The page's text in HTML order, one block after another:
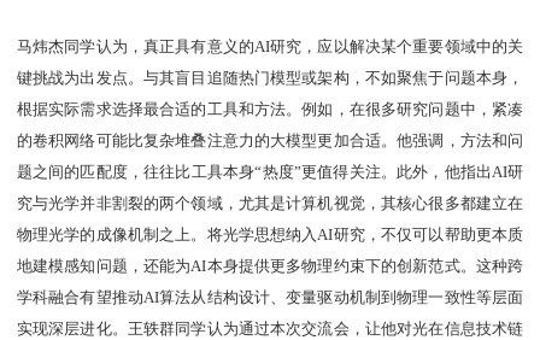
马炜杰同学认为，真正具有意义的AI研究，应以解决某个重要领域中的关
键挑战为出发点。与其盲目追随热门模型或架构，不如聚焦于问题本身，
根据实际需求选择最合适的工具和方法。例如，在很多研究问题中，紧凑
的卷积网络可能比复杂堆叠注意力的大模型更加合适。他强调，方法和问
题之间的匹配度，往往比工具本身“热度”更值得关注。此外，他指出AI研
究与光学并非割裂的两个领域，尤其是计算机视觉，其核心很多都建立在
物理光学的成像机制之上。将光学思想纳入AI研究，不仅可以帮助更本质
地建模感知问题，还能为AI本身提供更多物理约束下的创新范式。这种跨
学科融合有望推动AI算法从结构设计、变量驱动机制到物理一致性等层面
实现深层进化。王轶群同学认为通过本次交流会，让他对光在信息技术链